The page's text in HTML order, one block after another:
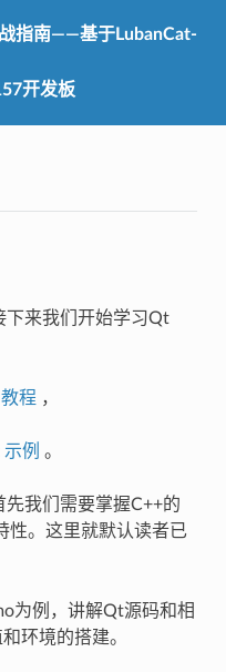
指南——基于LubanCat-
开发板
下来我们开始学习Qt
程 ，
例 。
我们需要掌握C++的
性。这里就默认读者已
为例，讲解Qt源码和相
环境的搭建。